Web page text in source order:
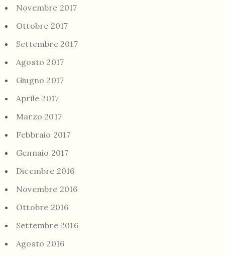
Novembre 2017
Ottobre 2017
Settembre 2017
Agosto 2017
Giugno 2017
Aprile 2017
Marzo 2017
Febbraio 2017
Gennaio 2017
Dicembre 2016
Novembre 2016
Ottobre 2016
Settembre 2016
Agosto 2016